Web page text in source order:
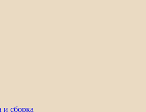
и сборка